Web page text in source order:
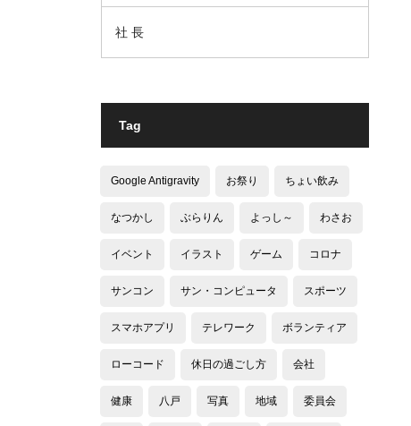
社 長
Tag
Google Antigravity お祭り ちょい飲み
なつかし ぶらりん よっし～ わさお
イベント イラスト ゲーム コロナ
サンコン サン・コンピュータ スポーツ
スマホアプリ テレワーク ボランティア
ローコード 休日の過ごし方 会社
健康 八戸 写真 地域 委員会